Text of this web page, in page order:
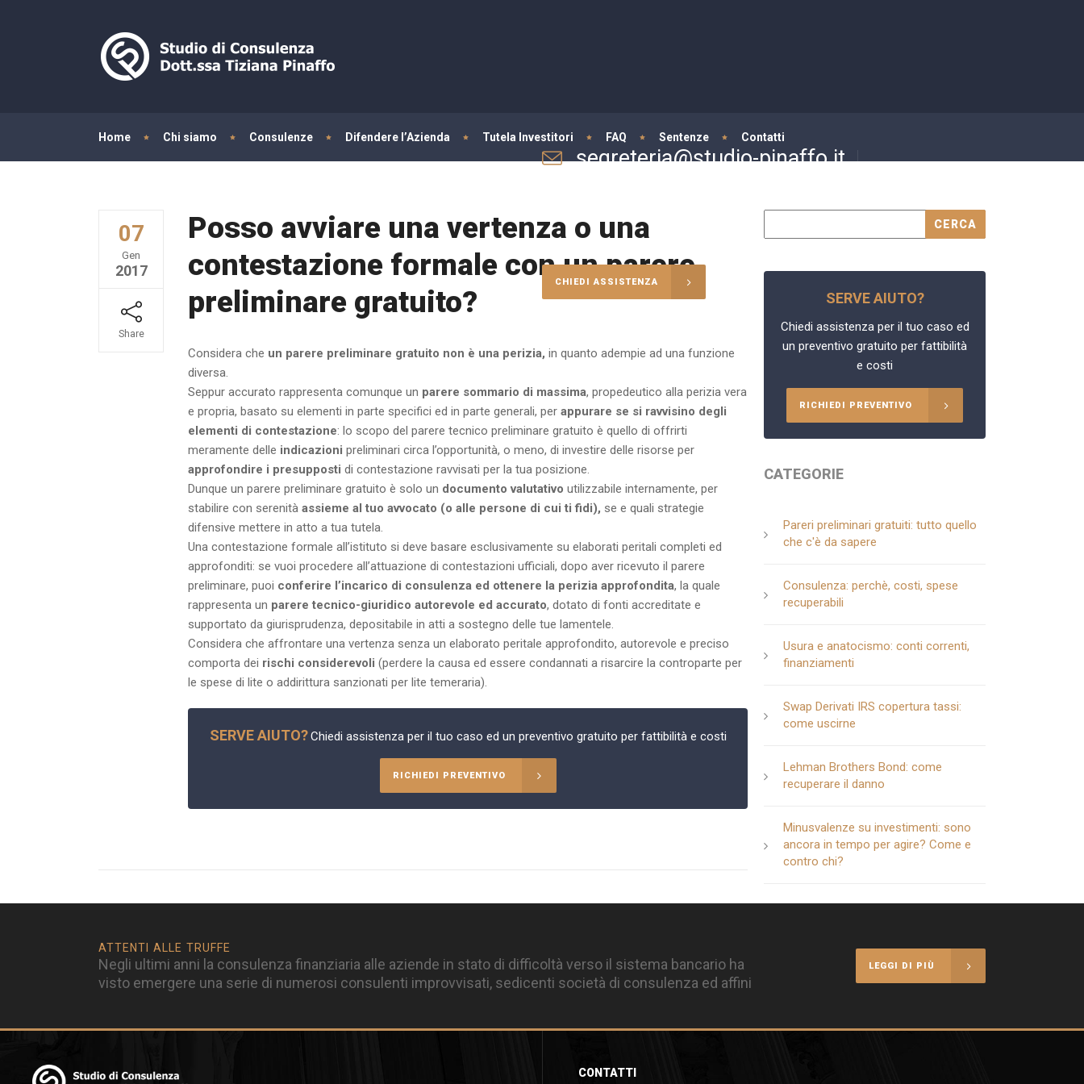
segreteria@studio-pinaffo.it
CHIEDI ASSISTENZA
Home Chi siamo Consulenze Difendere l’Azienda Tutela Investitori FAQ Sentenze Contatti
07
Gen
2017
Share
Posso avviare una vertenza o una
contestazione formale con un parere
preliminare gratuito?
Considera che un parere preliminare gratuito non è una perizia, in quanto adempie ad una funzione
diversa.
Seppur accurato rappresenta comunque un parere sommario di massima, propedeutico alla perizia vera
e propria, basato su elementi in parte specifici ed in parte generali, per appurare se si ravvisino degli
elementi di contestazione: lo scopo del parere tecnico preliminare gratuito è quello di offrirti
meramente delle indicazioni preliminari circa l’opportunità, o meno, di investire delle risorse per
approfondire i presupposti di contestazione ravvisati per la tua posizione.
Dunque un parere preliminare gratuito è solo un documento valutativo utilizzabile internamente, per
stabilire con serenità assieme al tuo avvocato (o alle persone di cui ti fidi), se e quali strategie
difensive mettere in atto a tua tutela.
Una contestazione formale all’istituto si deve basare esclusivamente su elaborati peritali completi ed
approfonditi: se vuoi procedere all’attuazione di contestazioni ufficiali, dopo aver ricevuto il parere
preliminare, puoi conferire l’incarico di consulenza ed ottenere la perizia approfondita, la quale
rappresenta un parere tecnico-giuridico autorevole ed accurato, dotato di fonti accreditate e
supportato da giurisprudenza, depositabile in atti a sostegno delle tue lamentele.
Considera che affrontare una vertenza senza un elaborato peritale approfondito, autorevole e preciso
comporta dei rischi considerevoli (perdere la causa ed essere condannati a risarcire la controparte per
le spese di lite o addirittura sanzionati per lite temeraria).
SERVE AIUTO?Chiedi assistenza per il tuo caso ed un preventivo gratuito per fattibilità e costi
RICHIEDI PREVENTIVO
SERVE AIUTO?
Chiedi assistenza per il tuo caso ed
un preventivo gratuito per fattibilità
e costi
RICHIEDI PREVENTIVO
CATEGORIE
Pareri preliminari gratuiti: tutto quello
che c'è da sapere
Consulenza: perchè, costi, spese
recuperabili
Usura e anatocismo: conti correnti,
finanziamenti
Swap Derivati IRS copertura tassi:
come uscirne
Lehman Brothers Bond: come
recuperare il danno
Minusvalenze su investimenti: sono
ancora in tempo per agire? Come e
contro chi?
ATTENTI ALLE TRUFFE
Negli ultimi anni la consulenza finanziaria alle aziende in stato di difficoltà verso il sistema bancario ha
visto emergere una serie di numerosi consulenti improvvisati, sedicenti società di consulenza ed affini
LEGGI DI PIÙ
CONTATTI